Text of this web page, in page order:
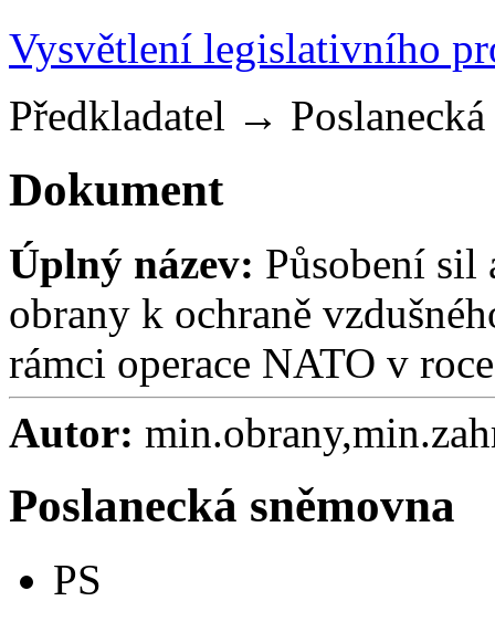
Vysvětlení legislativního
Předkladatel →
Dokument
Úplný název: Působení sil
obrany k ochraně
rámci operace NATO v
Autor:
Poslanecká sněmovna
PS